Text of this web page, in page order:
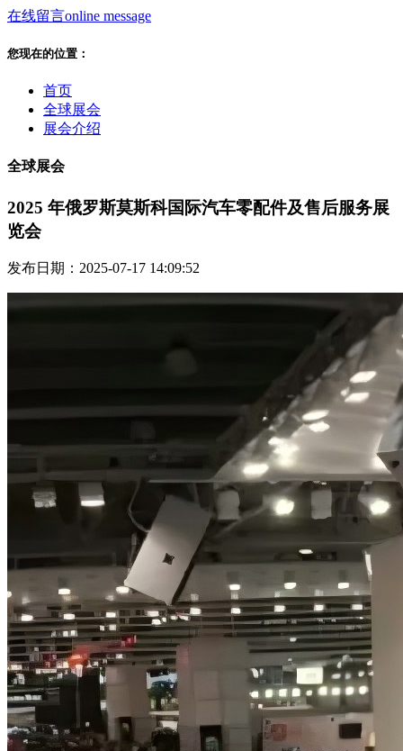
在线留言online message
您现在的位置：
首页
全球展会
展会介绍
全球展会
2025 年俄罗斯莫斯科国际汽车零配件及售后服务展
览会
发布日期：2025-07-17 14:09:52